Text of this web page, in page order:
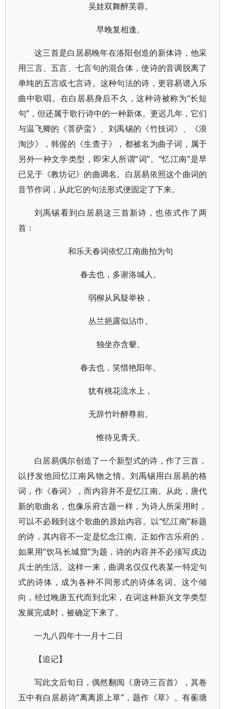
吴娃双舞醉芙蓉。
早晚复相逢。
这三首是白居易晚年在洛阳创造的新体诗，他采
用三言、五言、七言句的混合体，使诗的音调脱离了
单纯的五言或七言诗。这种句法的诗，更容易谱入乐
曲中歌唱。在白居易身后不久，这种诗被称为“长短
句”，但还属于歌行诗中的一种新体。更迟几年，它们
与温飞卿的《菩萨蛮》、刘禹锡的《竹技词》、《浪
淘沙》，韩偓的《生查子》，都被名为曲子词，属于
另外一种文学类型，即宋人所谓“词”。“忆江南”是早
已见于《教坊记》的曲调名。白居易依照这个曲词的
音节作词，从此它的句法形式便固定了下来。
刘禹锡看到白居易这三首新诗，也依式作了两
首：
和乐天春词依忆江南曲拍为句
春去也，多谢洛城人。
弱柳从风疑举袂，
丛兰挹露似沾巾。
独坐亦含颦。
春去也，笑惜艳阳年。
犹有桃花流水上，
无辞竹叶醉尊前。
惟待见青天。
白居易偶尔创造了一个新型式的诗，作了三首，
以抒发他回忆江南风物之情。刘禹锡用白居易的格
词，作《春词》，而内容并不是忆江南。从此，唐代
新的歌曲名，也像乐府古题一样，为诗人所采用时，
可以不必顾到这个歌曲的原始内容。以“忆江南”标题
的诗，其内容不一定是忆念江南。正如作古乐府的，
如果用“饮马长城窟”为题，诗的内容并不必须写戍边
兵士的生活。这样一来，曲调名仅仅代表某一特定句
式的诗体，成为各种不同形式的诗体名词。这个倾
向，经过晚唐五代而到北宋，在词这种新兴文学类型
发展完成时，被确定下来了。
一九八四年十一月十二日
【追记】
写此文后旬日，偶然翻阅《唐诗三百首》，其卷
五中有白居易诗“离离原上草”，题作《草》。有蘅塘